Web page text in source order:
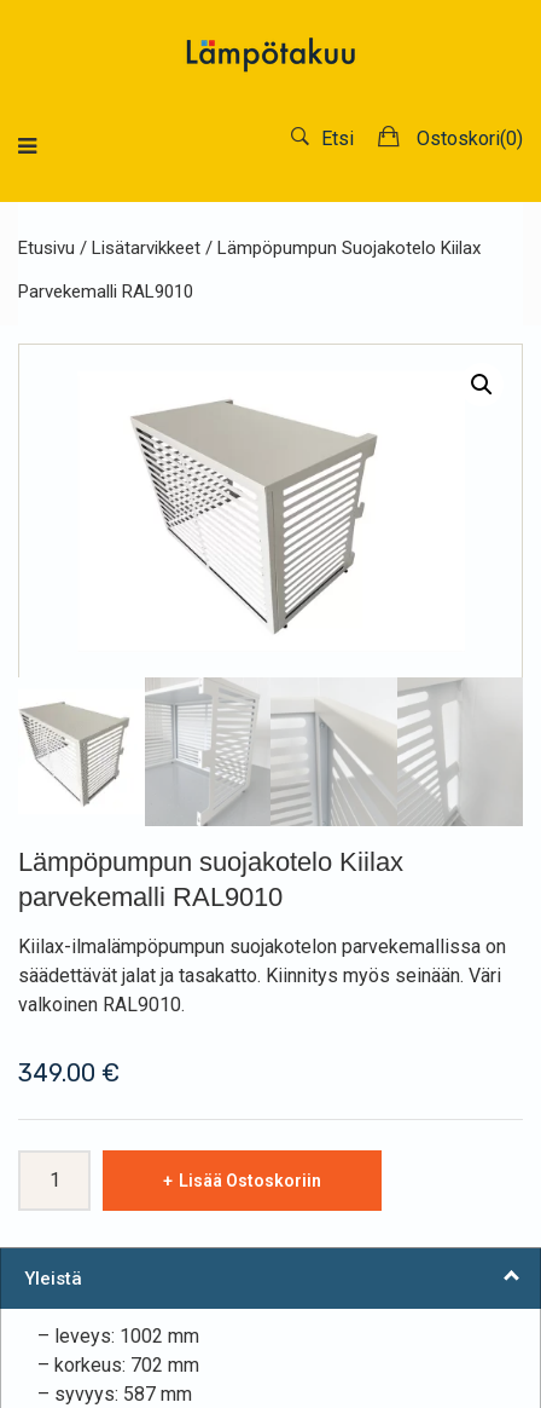
Ostoskori(0)
Etsi
Etusivu / Lisätarvikkeet / Lämpöpumpun Suojakotelo Kiilax
Parvekemalli RAL9010
Lämpöpumpun suojakotelo Kiilax
parvekemalli RAL9010
Kiilax-ilmalämpöpumpun suojakotelon parvekemallissa on
säädettävät jalat ja tasakatto. Kiinnitys myös seinään. Väri
valkoinen RAL9010.
349.00 €
Lämpöpumpun
suojakotelo
RAL9010
määrä
Lisää Ostoskoriin
Yleistä
– leveys: 1002 mm
– korkeus: 702 mm
– syvyys: 587 mm